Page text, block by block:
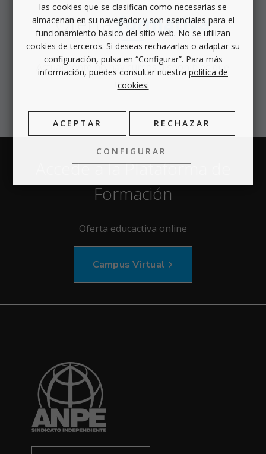
Ofertaformativa
Actualmente no hay cursos disponibles que
mostrar.
Accede a la Plataforma de
Formación
Oferta educactiva online
Campus Virtual
las cookies que se clasifican como necesarias se
almacenan en su navegador y son esenciales para el
funcionamiento básico del sitio web. No se utilizan
cookies de terceros. Si deseas rechazarlas o adaptar su
configuración, pulsa en “Configurar”. Para más
información, puedes consultar nuestra política de
cookies.
ACEPTAR RECHAZAR
CONFIGURAR